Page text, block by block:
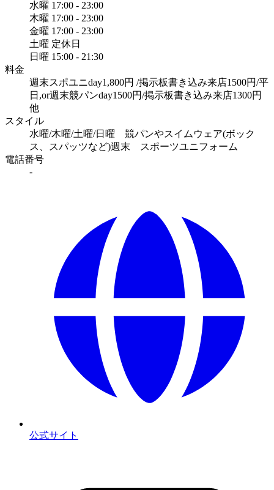
水曜 17:00 - 23:00
木曜 17:00 - 23:00
金曜 17:00 - 23:00
土曜 定休日
日曜 15:00 - 21:30
料金
週末スポユニday1,800円 /掲示板書き込み来店1500円/平
日,or週末競パンday1500円/掲示板書き込み来店1300円
他
スタイル
水曜/木曜/土曜/日曜 競パンやスイムウェア(ボック
ス、スパッツなど)週末 スポーツユニフォーム
電話番号
-
公式サイト